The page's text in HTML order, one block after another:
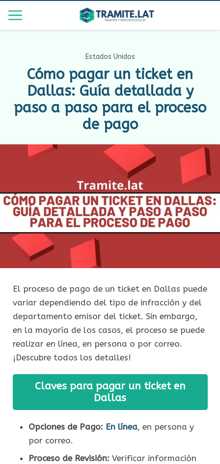
Estados Unidos
Cómo pagar un ticket en
Dallas: Guía detallada y
paso a paso para el proceso
de pago
El proceso de pago de un ticket en Dallas puede
variar dependiendo del tipo de infracción y del
departamento emisor del ticket. Sin embargo,
en la mayoría de los casos, el proceso se puede
realizar en línea, en persona o por correo.
¡Descubre todos los detalles!
Claves para pagar un ticket en
Dallas
Opciones de Pago: En línea, en persona y
por correo.
Proceso de Revisión: Verificar información